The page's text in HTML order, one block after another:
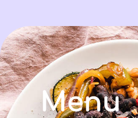
Menu